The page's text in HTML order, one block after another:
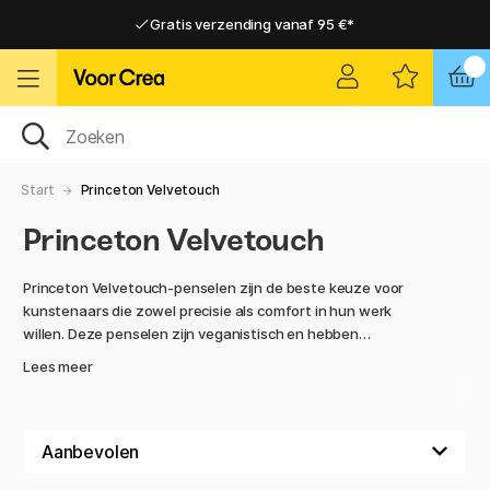
Gratis verzending vanaf 95 €*
Gratis verzending vanaf 95 €*
Start Princeton Velvetouch
Princeton Velvetouch
Princeton Velvetouch-penselen zijn de beste keuze voor
kunstenaars die zowel precisie als comfort in hun werk
willen. Deze penselen zijn veganistisch en hebben
verf en het doek, en de synthetische haren van de
Lees meer